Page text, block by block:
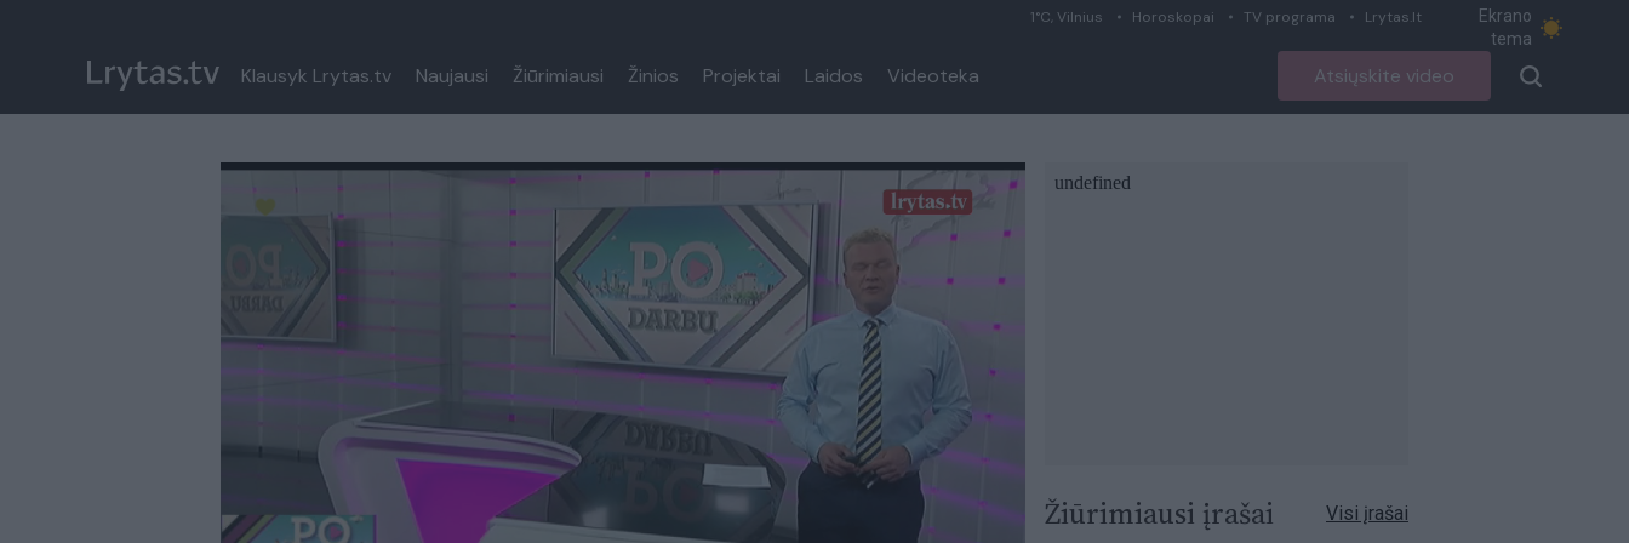
1°C, Vilnius Horoskopai TV programa Lrytas.lt
Ekrano
tema
Klausyk Lrytas.tv Naujausi Žiūrimiausi Žinios Projektai Laidos Videoteka Atsiųskite video
Žiūrimiausi įrašai Visi įrašai